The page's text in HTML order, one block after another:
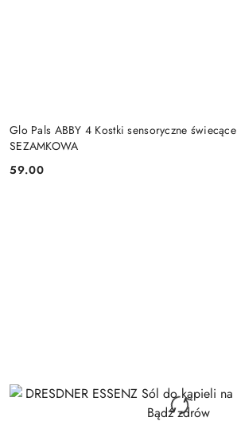
Glo Pals ABBY 4 Kostki sensoryczne
SEZAMKOWA
Cena:
59.00